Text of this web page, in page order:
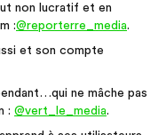
non lucratif et en
:@reporterre_media.
et son compte
ne mâche pas
: @vert_le_media.